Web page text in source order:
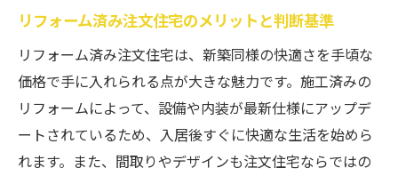
リフォーム済み注文住宅のメリットと判断基準
リフォーム済み注文住宅は、新築同様の快適さを手頃な
価格で手に入れられる点が大きな魅力です。施工済みの
リフォームによって、設備や内装が最新仕様にアップデ
ートされているため、入居後すぐに快適な生活を始めら
れます。また、間取りやデザインも注文住宅ならではの